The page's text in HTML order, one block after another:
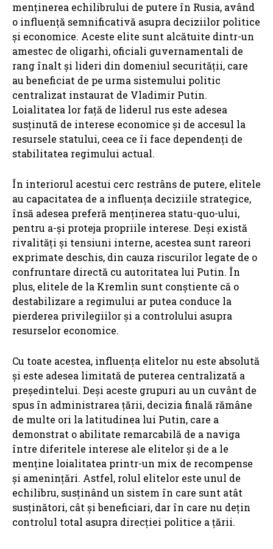
menținerea echilibrului de putere în Rusia, având
o influență semnificativă asupra deciziilor politice
și economice. Aceste elite sunt alcătuite dintr-un
amestec de oligarhi, oficiali guvernamentali de
rang înalt și lideri din domeniul securității, care
au beneficiat de pe urma sistemului politic
centralizat instaurat de Vladimir Putin.
Loialitatea lor față de liderul rus este adesea
susținută de interese economice și de accesul la
resursele statului, ceea ce îi face dependenți de
stabilitatea regimului actual.
În interiorul acestui cerc restrâns de putere, elitele
au capacitatea de a influența deciziile strategice,
însă adesea preferă menținerea statu-quo-ului,
pentru a-și proteja propriile interese. Deși există
rivalități și tensiuni interne, acestea sunt rareori
exprimate deschis, din cauza riscurilor legate de o
confruntare directă cu autoritatea lui Putin. În
plus, elitele de la Kremlin sunt conștiente că o
destabilizare a regimului ar putea conduce la
pierderea privilegiilor și a controlului asupra
resurselor economice.
Cu toate acestea, influența elitelor nu este absolută
și este adesea limitată de puterea centralizată a
președintelui. Deși aceste grupuri au un cuvânt de
spus în administrarea țării, decizia finală rămâne
de multe ori la latitudinea lui Putin, care a
demonstrat o abilitate remarcabilă de a naviga
între diferitele interese ale elitelor și de a le
menține loialitatea printr-un mix de recompense
și amenințări. Astfel, rolul elitelor este unul de
echilibru, susținând un sistem în care sunt atât
susținători, cât și beneficiari, dar în care nu dețin
controlul total asupra direcției politice a țării.